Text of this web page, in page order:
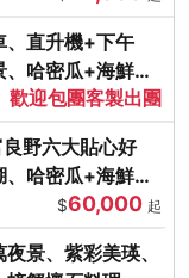
、直升機+下午
哈密瓜+海鮮和
歡迎包團客製出團
野六大貼心好
哈密瓜+海鮮和
$60,000 起
景、紫彩美瑛、